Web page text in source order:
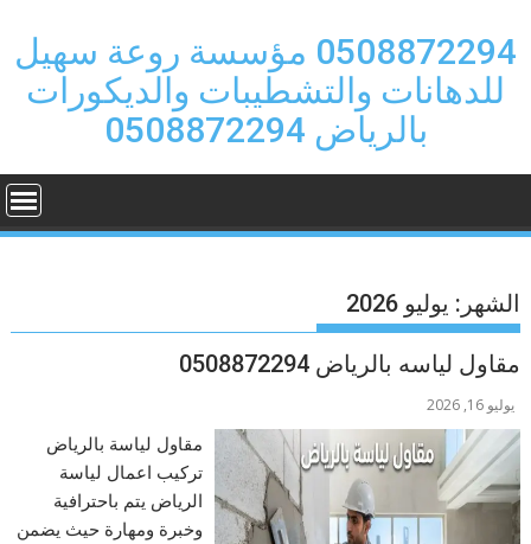
content
0508872294 مؤسسة روعة سهيل
للدهانات والتشطيبات والديكورات
بالرياض 0508872294
الشهر: يوليو 2026
مقاول لياسه بالرياض 0508872294
يوليو 16, 2026
مقاول لياسة بالرياض
تركيب اعمال لياسة
الرياض يتم باحترافية
وخبرة ومهارة حيث يضمن